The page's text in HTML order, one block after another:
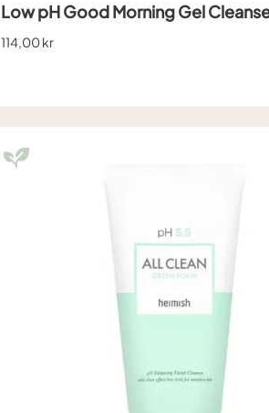
Low pH Good Morning Gel
114,00 kr